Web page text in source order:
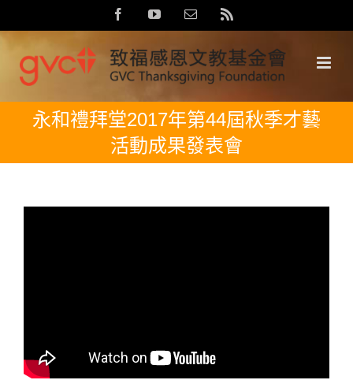
to
content
FacebookYouTubeEmail:
永和禮拜堂2017年第44屆秋季才藝
活動成果發表會